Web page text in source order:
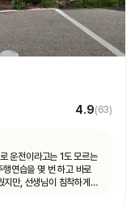
4.9(63)
운전이라고는 1도 모르는
연습을 몇 번 하고 바로
지만, 선생님이 침착하게